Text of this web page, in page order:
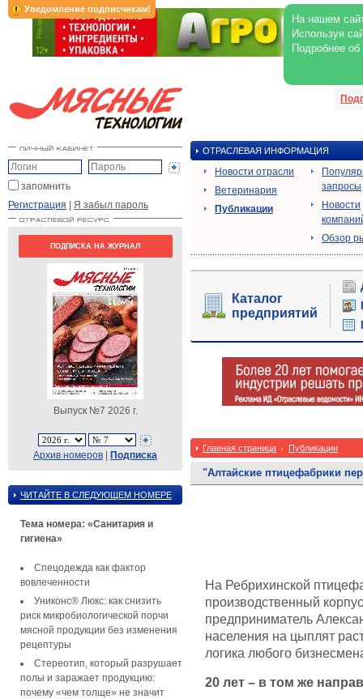
Уведомление подписчикам!
На нашем
Используя
Подробнее
запомнить
Регистрация | Я забыл пароль
ПОДПИСКА НА ЖУРНАЛ
Выпуск №7 2026 г.
Архив номеров | Подписка
ЧИТАЙТЕ В СЛЕДУЮЩЕМ НОМЕРЕ
Тема номера: «Санитария и
гигиена»
Спецодежда как фактор
вовлеченности
Униконс® Люкс: как снизить
риск микробиологической порчи
мясной продукции без изменения
рецептуры
Стереотип, который разрушает
полы и заражает продукцию:
почему «чем толще» не значит
ОТРАСЛЕВАЯ ИНФОРМАЦИЯ
Новости отрасли
Ветеринария
Публикации
запросы
Новости
Обзор
Каталог
предприятий
Главная страница Публикации
"Алтайские птицефабрики
На Ребрихинской
производственный
предприниматель
населения на цыплят
логика любого
20 лет – в том же